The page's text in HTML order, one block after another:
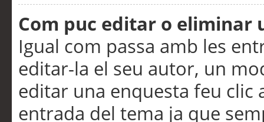
Com puc editar o eliminar
Igual com passa amb les
editar-la el seu autor, un
editar una enquesta feu clic
entrada del tema ja que